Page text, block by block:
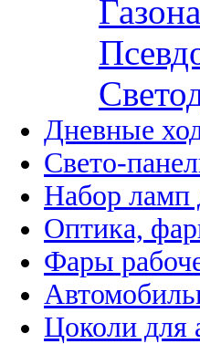
Дневные
Свето-
Набор ламп
Оптика,
Фары
Цоколи для